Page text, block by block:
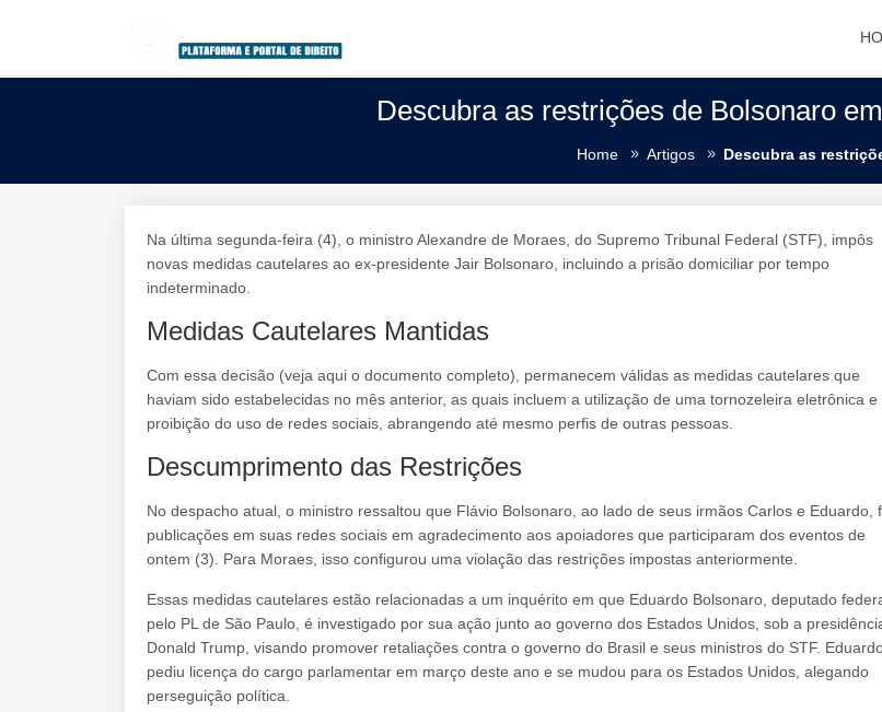
Descubra as restrições de Bolsonaro
Home Artigos Descubra as
Na última segunda-feira (4), o ministro Alexandre de Moraes, do Supremo Tribunal Federal (STF), impôs
novas medidas cautelares ao ex-presidente Jair Bolsonaro, incluindo a prisão domiciliar por tempo
indeterminado.
Medidas Cautelares Mantidas
Com essa decisão (veja aqui o documento completo), permanecem válidas as medidas cautelares que
haviam sido estabelecidas no mês anterior, as quais incluem a utilização de uma tornozeleira eletrônica e
proibição do uso de redes sociais, abrangendo até mesmo perfis de outras pessoas.
Descumprimento das Restrições
No despacho atual, o ministro ressaltou que Flávio Bolsonaro, ao lado de seus irmãos Carlos e Eduardo,
publicações em suas redes sociais em agradecimento aos apoiadores que participaram dos eventos de
ontem (3). Para Moraes, isso configurou uma violação das restrições impostas anteriormente.
Essas medidas cautelares estão relacionadas a um inquérito em que Eduardo Bolsonaro, deputado
pelo PL de São Paulo, é investigado por sua ação junto ao governo dos Estados Unidos, sob a
Donald Trump, visando promover retaliações contra o governo do Brasil e seus ministros do STF.
pediu licença do cargo parlamentar em março deste ano e se mudou para os Estados Unidos, alegando
perseguição política.